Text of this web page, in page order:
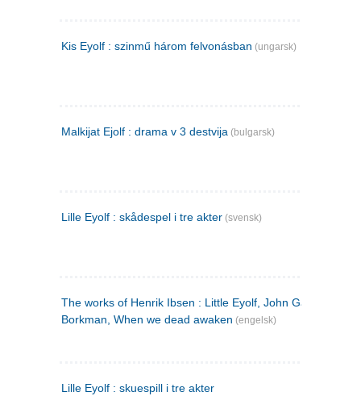
Kis Eyolf : szinmű három felvonásban (ungarsk)
Malkijat Ejolf : drama v 3 destvija (bulgarsk)
Lille Eyolf : skådespel i tre akter (svensk)
The works of Henrik Ibsen : Little Eyolf, John Gabriel
Borkman, When we dead awaken (engelsk)
Lille Eyolf : skuespill i tre akter